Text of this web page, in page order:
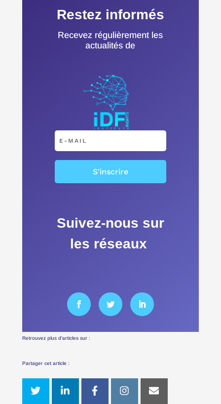
Restez informés
Recevez régulièrement les
actualités de
S'inscrire
Suivez-nous sur
les réseaux
Retrouvez plus d'articles sur :
Partager cet article :